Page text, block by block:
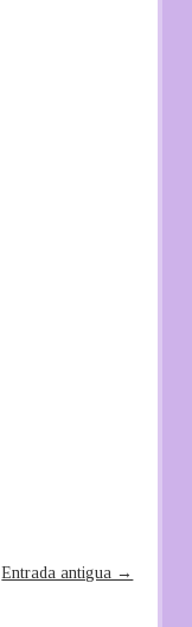
Entrada antigua →